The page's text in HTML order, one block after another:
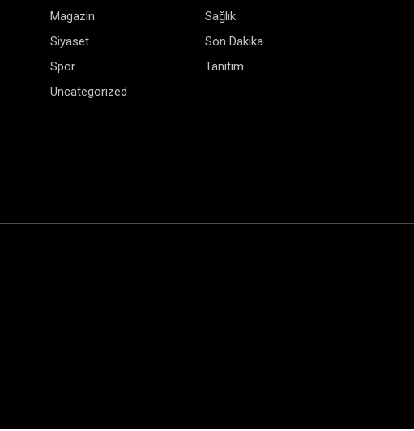
Magazin
Sağlık
Siyaset
Son Dakika
Spor
Tanıtım
Uncategorized